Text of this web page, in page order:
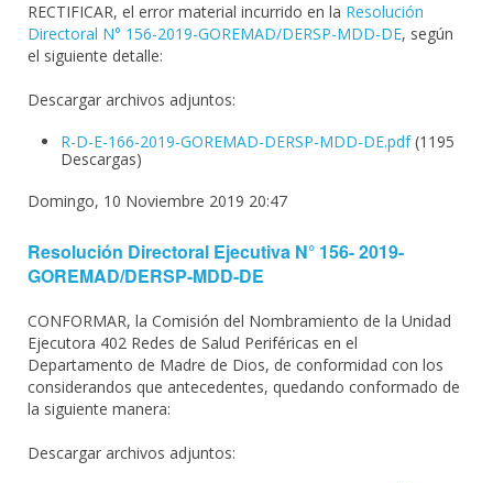
RECTIFICAR, el error material incurrido en la Resolución
Directoral N° 156-2019-GOREMAD/DERSP-MDD-DE, según
el siguiente detalle:
Descargar archivos adjuntos:
R-D-E-166-2019-GOREMAD-DERSP-MDD-DE.pdf(1195
Descargas)
Domingo, 10 Noviembre 2019 20:47
Resolución Directoral Ejecutiva N° 156- 2019-
GOREMAD/DERSP-MDD-DE
CONFORMAR, la Comisión del Nombramiento de la Unidad
Ejecutora 402 Redes de Salud Periféricas en el
Departamento de Madre de Dios, de conformidad con los
considerandos que antecedentes, quedando conformado de
la siguiente manera:
Descargar archivos adjuntos: